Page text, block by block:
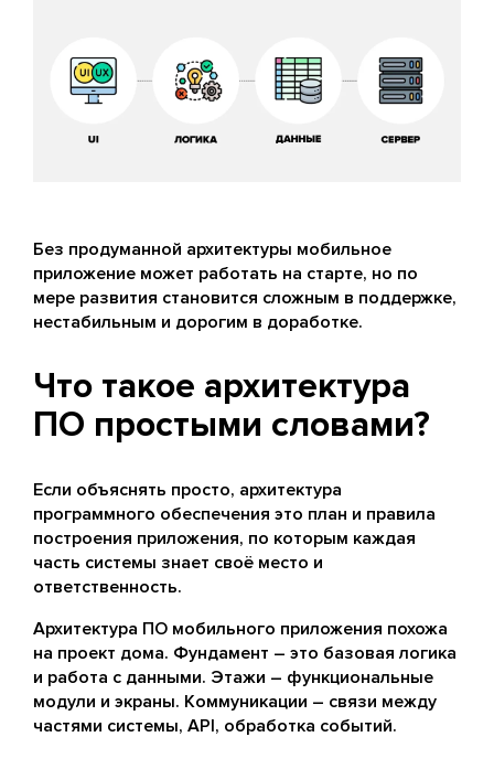
Без продуманной архитектуры мобильное
приложение может работать на старте, но по
мере развития становится сложным в поддержке,
нестабильным и дорогим в доработке.
Что такое архитектура
ПО простыми словами?
Если объяснять просто, архитектура
программного обеспечения это план и правила
построения приложения, по которым каждая
часть системы знает своё место и
ответственность.
Архитектура ПО мобильного приложения похожа
на проект дома. Фундамент – это базовая логика
и работа с данными. Этажи – функциональные
модули и экраны. Коммуникации – связи между
частями системы, API, обработка событий.